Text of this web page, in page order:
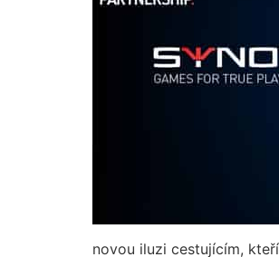
novou iluzi cestujícím,